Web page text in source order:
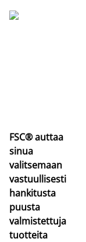
FSC® auttaa
sinua
valitsemaan
vastuullisesti
hankitusta
puusta
valmistettuja
tuotteita